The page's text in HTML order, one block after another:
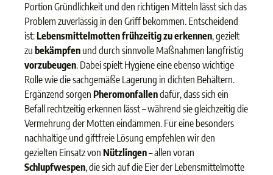
Portion Gründlichkeit und den richtigen Mitteln lässt sich das
Problem zuverlässig in den Griff bekommen. Entscheidend
ist:Lebensmittelmotten frühzeitig zu erkennen, gezielt
zu bekämpfen und durch sinnvolle Maßnahmen langfristig
vorzubeugen. Dabei spielt Hygiene eine ebenso wichtige
Rolle wie die sachgemäße Lagerung in dichten Behältern.
Ergänzend sorgen Pheromonfallendafür, dass sich ein
Befall rechtzeitig erkennen lässt – während sie gleichzeitig die
Vermehrung der Motten eindämmen. Für eine besonders
nachhaltige und giftfreie Lösung empfehlen wir den
gezielten Einsatz von Nützlingen– allen voran
Schlupfwespen, die sich auf die Eier der Lebensmittelmotte